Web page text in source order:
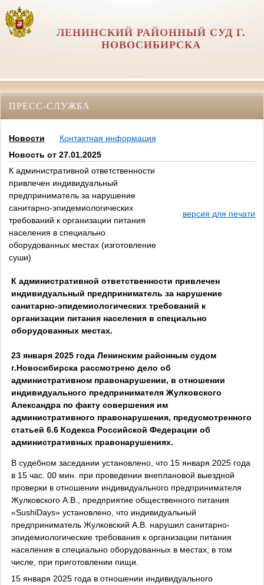
ЛЕНИНСКИЙ РАЙОННЫЙ СУД Г.
НОВОСИБИРСКА
ПРЕСС-СЛУЖБА
Новости
Контактная информация
Новость от 27.01.2025
К административной ответственности
привлечен индивидуальный
предприниматель за нарушение
санитарно-эпидемиологических
требований к организации питания
населения в специально
оборудованных местах (изготовление
суши)
версия для печати
К административной ответственности привлечен
индивидуальный предприниматель за нарушение
санитарно-эпидемиологических требований к
организации питания населения в специально
оборудованных местах.
23 января 2025 года Ленинским районным судом
г.Новосибирска рассмотрено дело об
административном правонарушении, в отношении
индивидуального предпринимателя Жулковского
Александра по факту совершения им
административного правонарушения, предусмотренного
статьей 6.6 Кодекса Российской Федерации об
административных правонарушениях.
В судебном заседании установлено, что 15 января 2025 года
в 15 час. 00 мин. при проведении внеплановой выездной
проверки в отношении индивидуального предпринимателя
Жулковского А.В., предприятие общественного питания
«SushiDays» установлено, что индивидуальный
предприниматель Жулковский А.В. нарушил санитарно-
эпидемиологические требования к организации питания
населения в специально оборудованных в местах, в том
числе, при приготовлении пищи.
15 января 2025 года в отношении индивидуального